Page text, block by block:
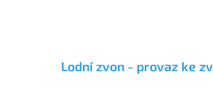
Lodní zvon - provaz ke